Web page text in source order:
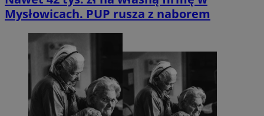
Mysłowicach. PUP rusza z naborem